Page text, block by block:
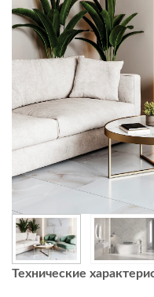
Технические